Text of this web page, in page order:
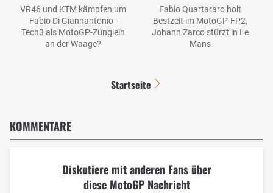
VR46 und KTM kämpfen um
Fabio Di Giannantonio -
Tech3 als MotoGP-Zünglein
an der Waage?
Fabio Quartararo holt
Bestzeit im MotoGP-FP2,
Johann Zarco stürzt in Le
Mans
Startseite
KOMMENTARE
Diskutiere mit anderen Fans über
diese MotoGP Nachricht